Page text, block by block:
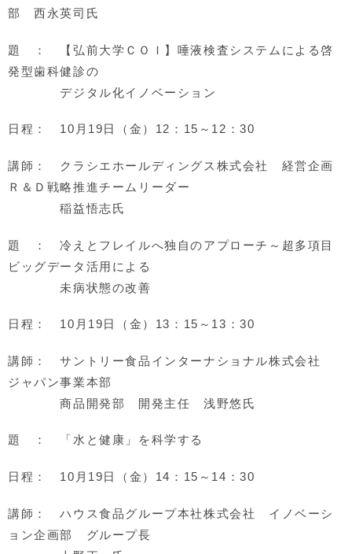
部 西永英司氏
題 ： 【弘前大学ＣＯＩ】唾液検査システムによる啓
発型歯科健診の
デジタル化イノベーション
日程： 10月19日（金）12：15～12：30
講師： クラシエホールディングス株式会社 経営企画
Ｒ＆Ｄ戦略推進チームリーダー
稲益悟志氏
題 ： 冷えとフレイルへ独自のアプローチ～超多項目
ビッグデータ活用による
未病状態の改善
日程： 10月19日（金）13：15～13：30
講師： サントリー食品インターナショナル株式会社
ジャパン事業本部
商品開発部 開発主任 浅野悠氏
題 ： 「水と健康」を科学する
日程： 10月19日（金）14：15～14：30
講師： ハウス食品グループ本社株式会社 イノベーシ
ョン企画部 グループ長